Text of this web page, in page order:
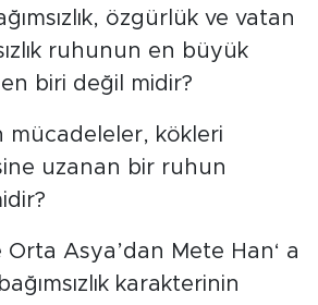
özgürlük ve vatan
ruhunun en büyük
biri değil midir?
mücadeleler, kökleri
uzanan bir ruhun
Orta Asya’dan Mete Han‘ a
karakterinin